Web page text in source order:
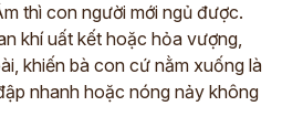
thì con người mới ngủ được.
khí uất kết hoặc hỏa vượng,
khiến bà con cứ nằm xuống là
nhanh hoặc nóng nảy không